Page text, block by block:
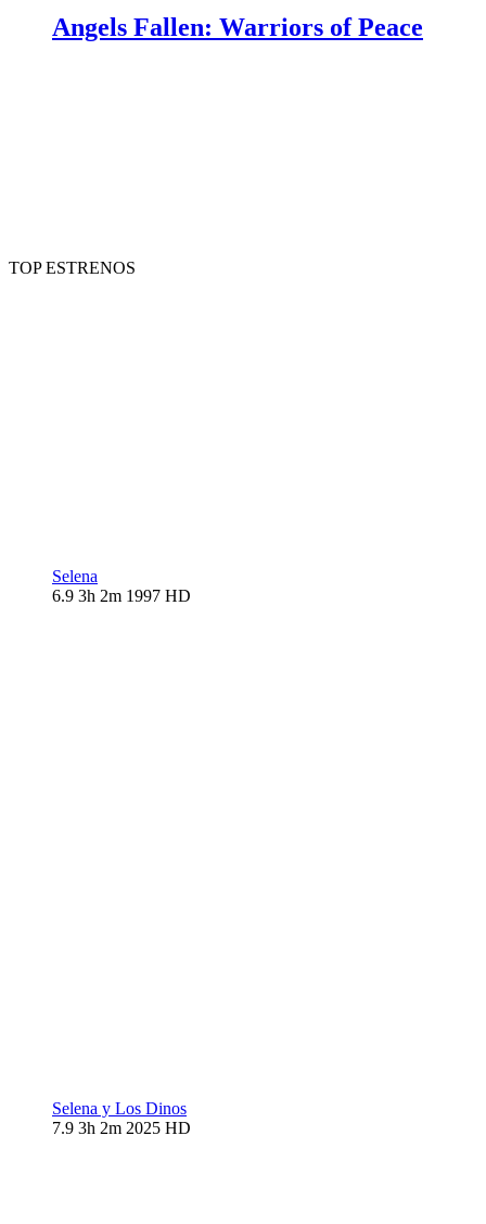
Angels Fallen: Warriors of Peace
TOP ESTRENOS
Selena
6.9 3h 2m 1997 HD
Selena y Los Dinos
7.9 3h 2m 2025 HD